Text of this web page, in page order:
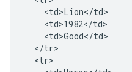
    <td>Lion</td>
    <td>1982</td>
    <td>Good</td>
  </tr>
  <tr>